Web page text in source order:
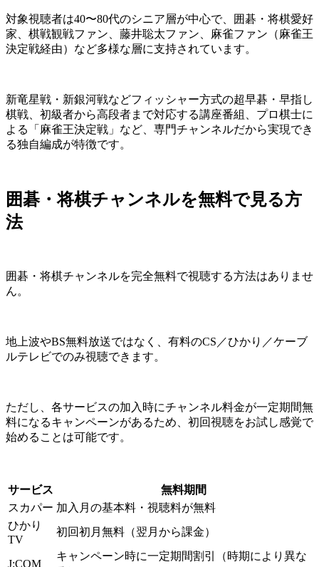
対象視聴者は40〜80代のシニア層が中心で、囲碁・将棋愛好
家、棋戦観戦ファン、藤井聡太ファン、麻雀ファン（麻雀王
決定戦経由）など多様な層に支持されています。
新竜星戦・新銀河戦などフィッシャー方式の超早碁・早指し
棋戦、初級者から高段者まで対応する講座番組、プロ棋士に
よる「麻雀王決定戦」など、専門チャンネルだから実現でき
る独自編成が特徴です。
囲碁・将棋チャンネルを無料で見る方
法
囲碁・将棋チャンネルを完全無料で視聴する方法はありませ
ん。
地上波やBS無料放送ではなく、有料のCS／ひかり／ケーブ
ルテレビでのみ視聴できます。
ただし、各サービスの加入時にチャンネル料金が一定期間無
料になるキャンペーンがあるため、初回視聴をお試し感覚で
始めることは可能です。
サービス
無料期間
スカパー 加入月の基本料・視聴料が無料
ひかり
TV
初回初月無料（翌月から課金）
J:COM
キャンペーン時に一定期間割引（時期により異な